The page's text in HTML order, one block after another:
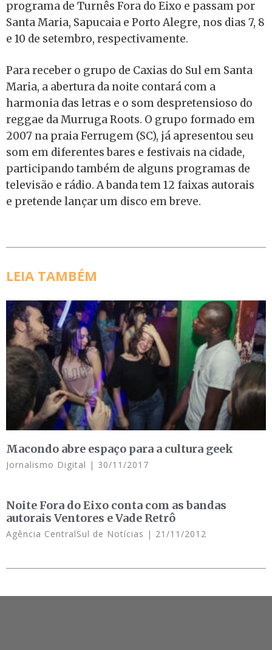
programa de Turnês Fora do Eixo e passam por
Santa Maria, Sapucaia e Porto Alegre, nos dias 7, 8
e 10 de setembro, respectivamente.
Para receber o grupo de Caxias do Sul em Santa
Maria, a abertura da noite contará com a
harmonia das letras e o som despretensioso do
reggae da Murruga Roots. O grupo formado em
2007 na praia Ferrugem (SC), já apresentou seu
som em diferentes bares e festivais na cidade,
participando também de alguns programas de
televisão e rádio. A banda tem 12 faixas autorais
e pretende lançar um disco em breve.
LEIA TAMBÉM
Macondo abre espaço para a cultura geek
Jornalismo Digital 30/11/2017
Noite Fora do Eixo conta com as bandas
autorais Ventores e Vade Retrô
Agência CentralSul de Notícias 21/11/2012